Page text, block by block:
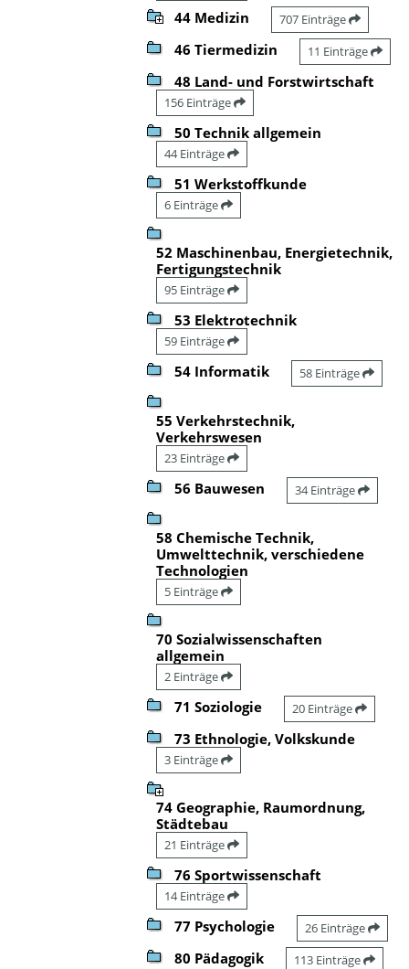
44 Medizin 707 Einträge
46 Tiermedizin 11 Einträge
48 Land- und Forstwirtschaft
156 Einträge
50 Technik allgemein
44 Einträge
51 Werkstoffkunde
6 Einträge
52 Maschinenbau, Energietechnik,
Fertigungstechnik
95 Einträge
53 Elektrotechnik
59 Einträge
54 Informatik 58 Einträge
55 Verkehrstechnik,
Verkehrswesen
23 Einträge
56 Bauwesen 34 Einträge
58 Chemische Technik,
Umwelttechnik, verschiedene
Technologien
5 Einträge
70 Sozialwissenschaften
allgemein
2 Einträge
71 Soziologie 20 Einträge
73 Ethnologie, Volkskunde
3 Einträge
74 Geographie, Raumordnung,
Städtebau
21 Einträge
76 Sportwissenschaft
14 Einträge
77 Psychologie 26 Einträge
80 Pädagogik 113 Einträge